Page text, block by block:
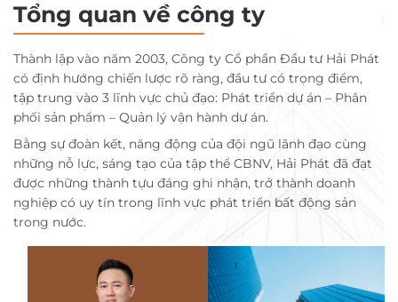
Tổng quan về công ty
Thành lập vào năm 2003, Công ty Cổ phần Đầu tư Hải Phát
có định hướng chiến lược rõ ràng, đầu tư có trọng điểm,
tập trung vào 3 lĩnh vực chủ đạo: Phát triển dự án – Phân
phối sản phẩm – Quản lý vận hành dự án.
Bằng sự đoàn kết, năng động của đội ngũ lãnh đạo cùng
những nỗ lực, sáng tạo của tập thể CBNV, Hải Phát đã đạt
được những thành tựu đáng ghi nhận, trở thành doanh
nghiệp có uy tín trong lĩnh vực phát triển bất động sản
trong nước.